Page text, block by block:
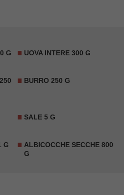
G UOVA INTERE 300 G
BURRO 250 G
SALE 5 G
G
ALBICOCCHE SECCHE 800
G